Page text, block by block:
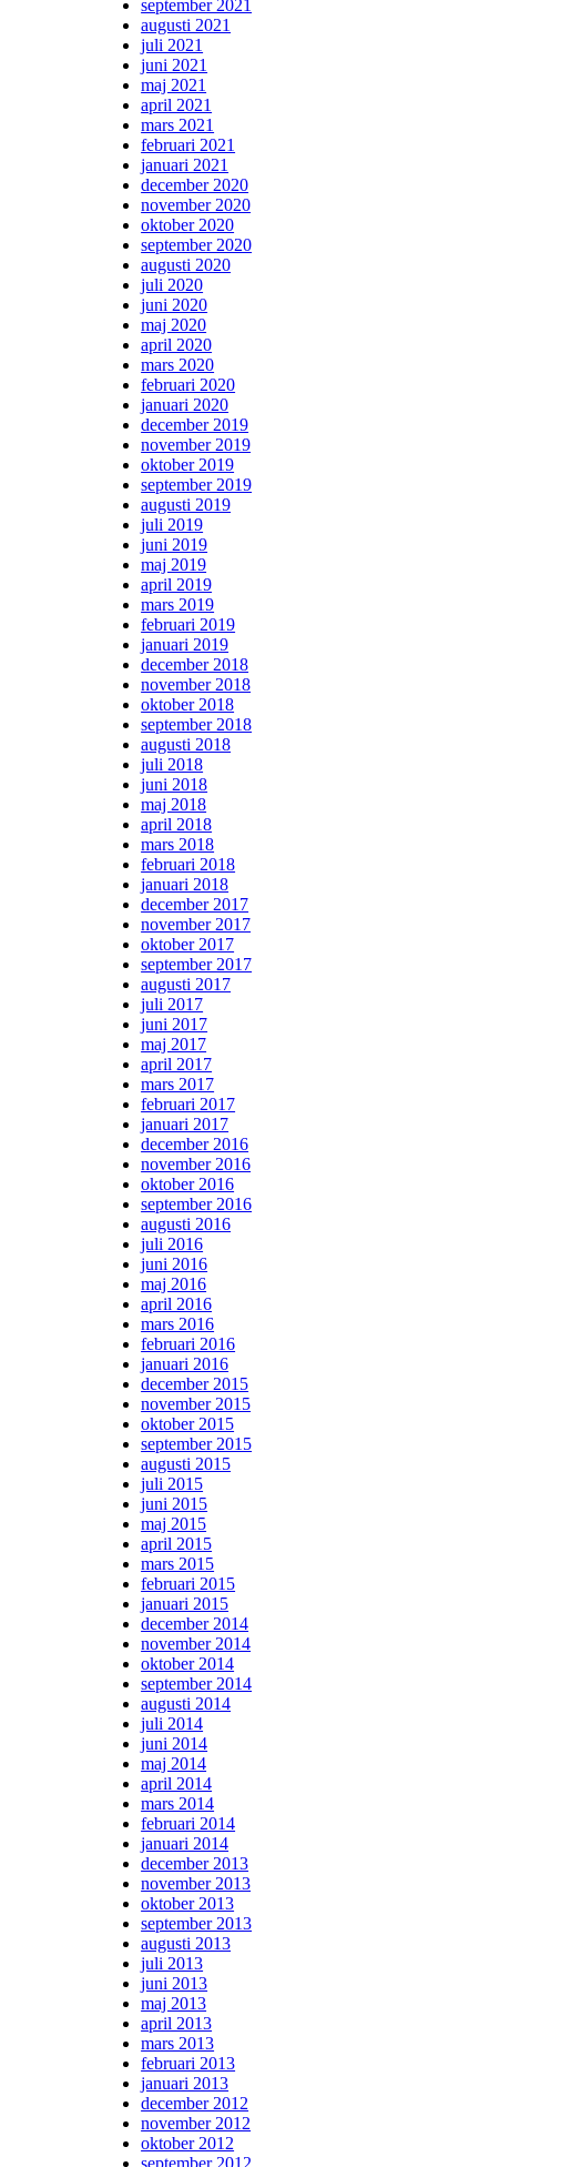
september 2021
augusti 2021
juli 2021
juni 2021
maj 2021
april 2021
mars 2021
februari 2021
januari 2021
december 2020
november 2020
oktober 2020
september 2020
augusti 2020
juli 2020
juni 2020
maj 2020
april 2020
mars 2020
februari 2020
januari 2020
december 2019
november 2019
oktober 2019
september 2019
augusti 2019
juli 2019
juni 2019
maj 2019
april 2019
mars 2019
februari 2019
januari 2019
december 2018
november 2018
oktober 2018
september 2018
augusti 2018
juli 2018
juni 2018
maj 2018
april 2018
mars 2018
februari 2018
januari 2018
december 2017
november 2017
oktober 2017
september 2017
augusti 2017
juli 2017
juni 2017
maj 2017
april 2017
mars 2017
februari 2017
januari 2017
december 2016
november 2016
oktober 2016
september 2016
augusti 2016
juli 2016
juni 2016
maj 2016
april 2016
mars 2016
februari 2016
januari 2016
december 2015
november 2015
oktober 2015
september 2015
augusti 2015
juli 2015
juni 2015
maj 2015
april 2015
mars 2015
februari 2015
januari 2015
december 2014
november 2014
oktober 2014
september 2014
augusti 2014
juli 2014
juni 2014
maj 2014
april 2014
mars 2014
februari 2014
januari 2014
december 2013
november 2013
oktober 2013
september 2013
augusti 2013
juli 2013
juni 2013
maj 2013
april 2013
mars 2013
februari 2013
januari 2013
december 2012
november 2012
oktober 2012
september 2012